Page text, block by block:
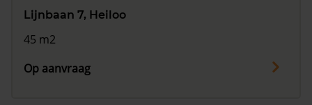
Lijnbaan 7, Heiloo
45 m2
Op aanvraag